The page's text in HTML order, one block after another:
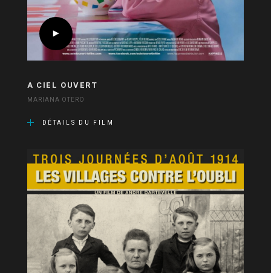
A CIEL OUVERT
MARIANA OTERO
DÉTAILS DU FILM